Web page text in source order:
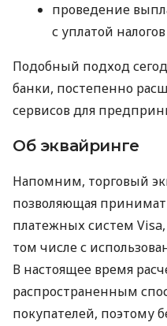
проведение
с уплатой
Подобный подход
банки, постепенно
сервисов для
Об эквайринге
Напомним, торговый
позволяющая
платежных систем Visa,
том числе с
В настоящее время
распространенным
покупателей, поэтому